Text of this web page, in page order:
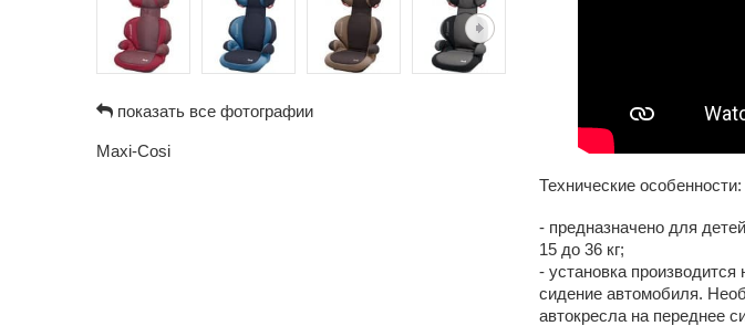
показать все фотографии
Maxi-Cosi
Технические особенности:
- предназначено для
15 до 36 кг;
- установка
сидение автомобиля.
автокресла на переднее